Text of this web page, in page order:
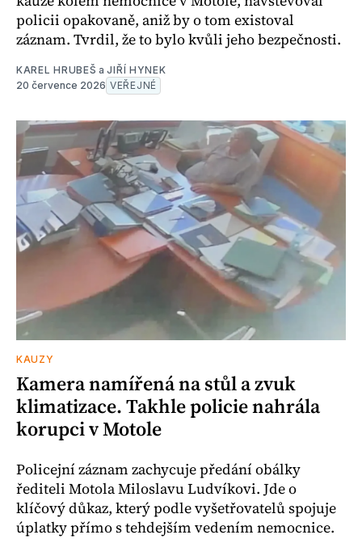
policii opakovaně, aniž by o tom existoval
záznam. Tvrdil, že to bylo kvůli jeho bezpečnosti.
KAREL HRUBEŠ aJIŘÍ HYNEK
20 července 2026 VEŘEJNÉ
KAUZY
Kamera namířená na stůl a zvuk
klimatizace. Takhle policie nahrála
korupci v Motole
Policejní záznam zachycuje předání obálky
řediteli Motola Miloslavu Ludvíkovi. Jde o
klíčový důkaz, který podle vyšetřovatelů spojuje
úplatky přímo s tehdejším vedením nemocnice.